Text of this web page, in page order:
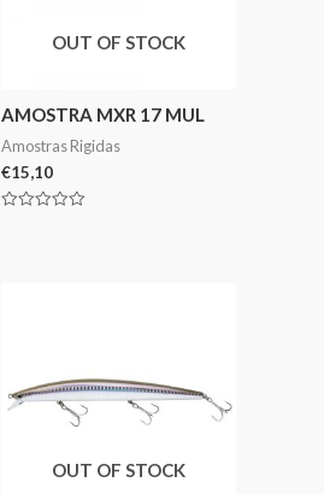
OUT OF STOCK
AMOSTRA MXR 17 MUL
Amostras Rigidas
€15,10
OUT OF STOCK